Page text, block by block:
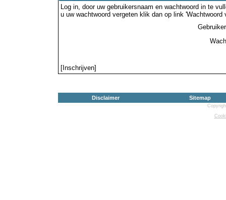
Log in, door uw gebruikersnaam en wachtwoord in te
u uw wachtwoord vergeten klik dan op link 'Wachtwoord
[Inschrijven]
Disclaimer Sitemap